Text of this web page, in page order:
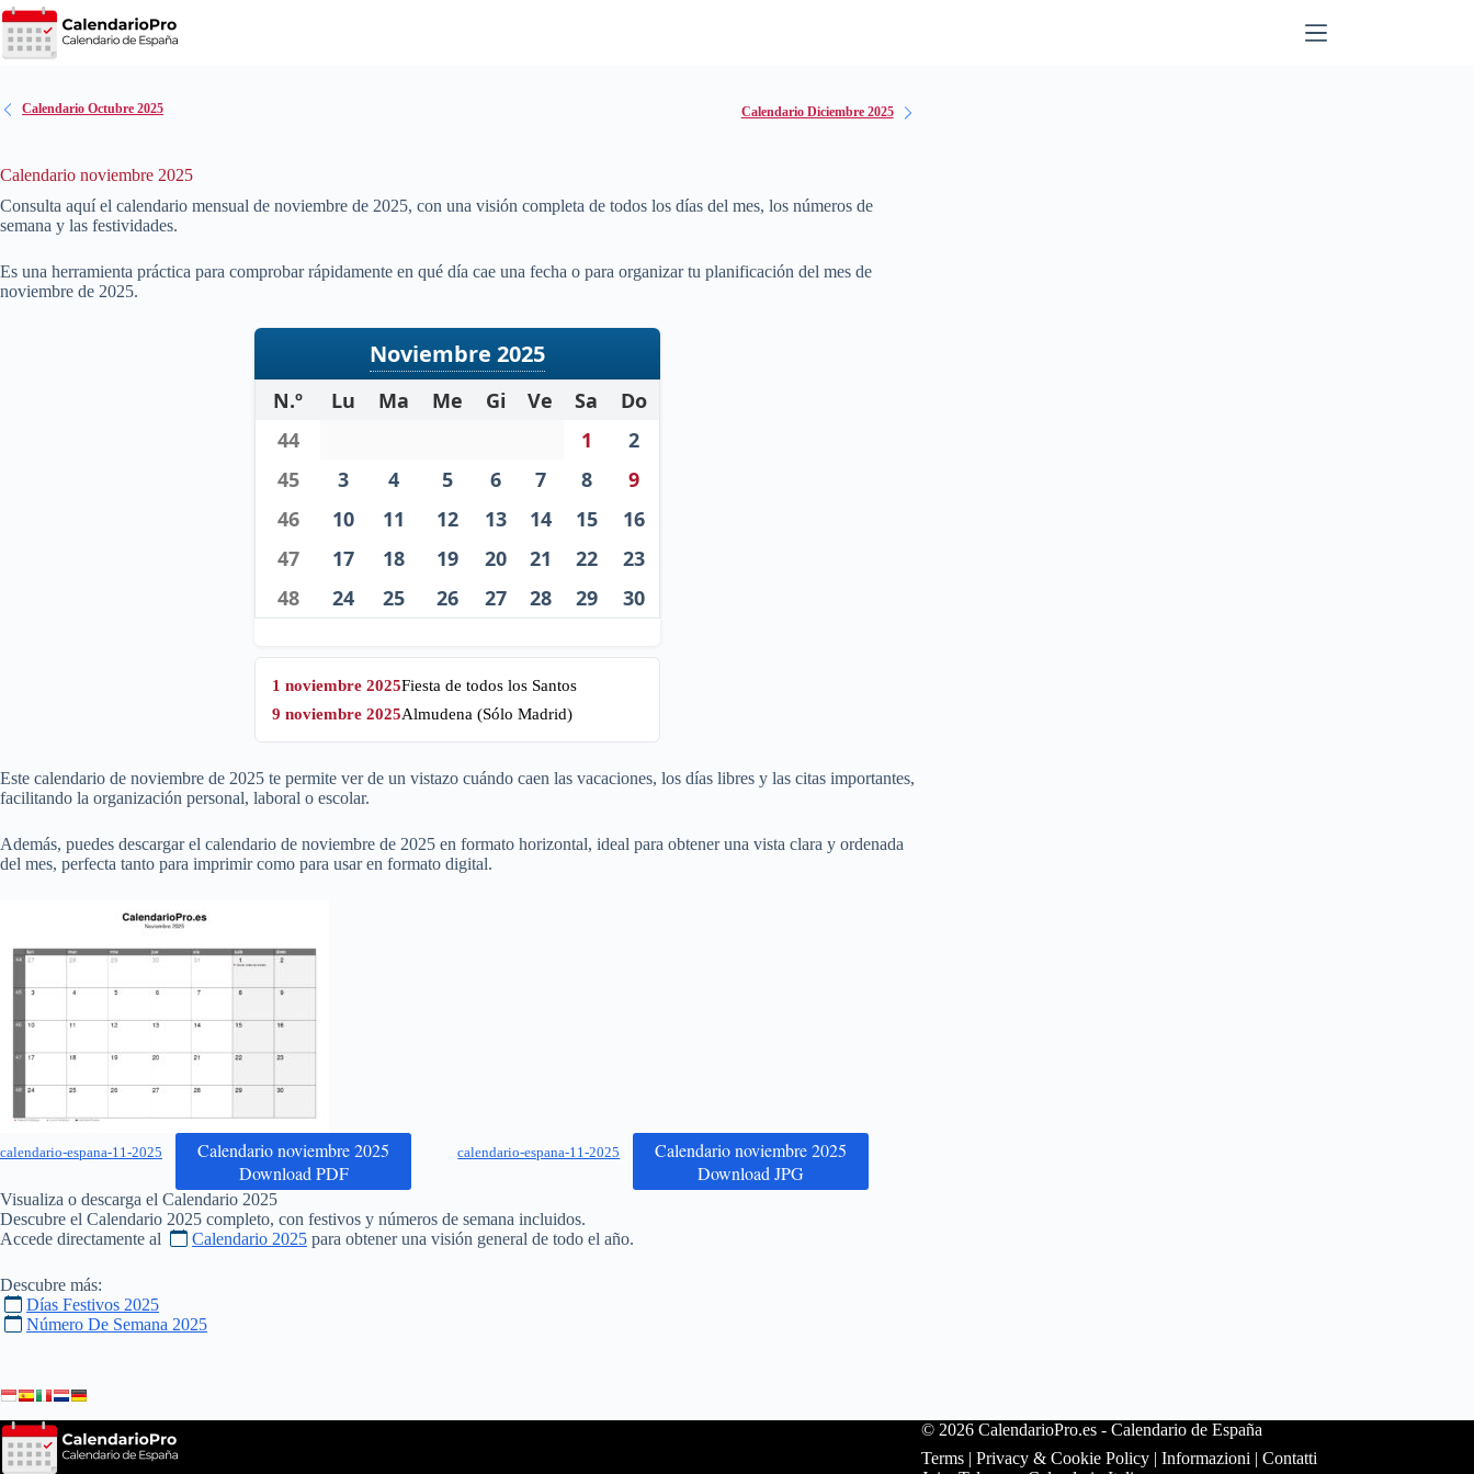
Saltar
al
contenido
Calendario Octubre 2025 Calendario Diciembre 2025
Calendario noviembre 2025
Consulta aquí el calendario mensual de noviembre de 2025, con una visión completa de todos los días del mes, los números de
semana y las festividades.
Es una herramienta práctica para comprobar rápidamente en qué día cae una fecha o para organizar tu planificación del mes de
noviembre de 2025.
Noviembre 2025
N.º Lu Ma Me Gi Ve Sa
Do
44
1
2
45
3 4 5 6 7 8
9
46
10 11 12 13 14 15
16
47
17 18 19 20 21 22
23
48
24 25 26 27 28 29 30
1 noviembre 2025Fiesta de todos los Santos
9 noviembre 2025Almudena (Sólo Madrid)
Este calendario de noviembre de 2025 te permite ver de un vistazo cuándo caen las vacaciones, los días libres y las citas importantes,
facilitando la organización personal, laboral o escolar.
Además, puedes descargar el calendario de noviembre de 2025 en formato horizontal, ideal para obtener una vista clara y ordenada
del mes, perfecta tanto para imprimir como para usar en formato digital.
calendario-espana-11-2025
Calendario noviembre 2025
Download PDF
calendario-espana-11-2025
Calendario noviembre 2025
Download JPG
Visualiza o descarga el Calendario 2025
Descubre el Calendario 2025 completo, con festivos y números de semana incluidos.
Accede directamente al
Calendario 2025 para obtener una visión general de todo el año.
Descubre más:
Días Festivos 2025
Número De Semana 2025
© 2026 CalendarioPro.es - Calendario de España
Terms| Privacy & Cookie Policy| Informazioni | Contatti